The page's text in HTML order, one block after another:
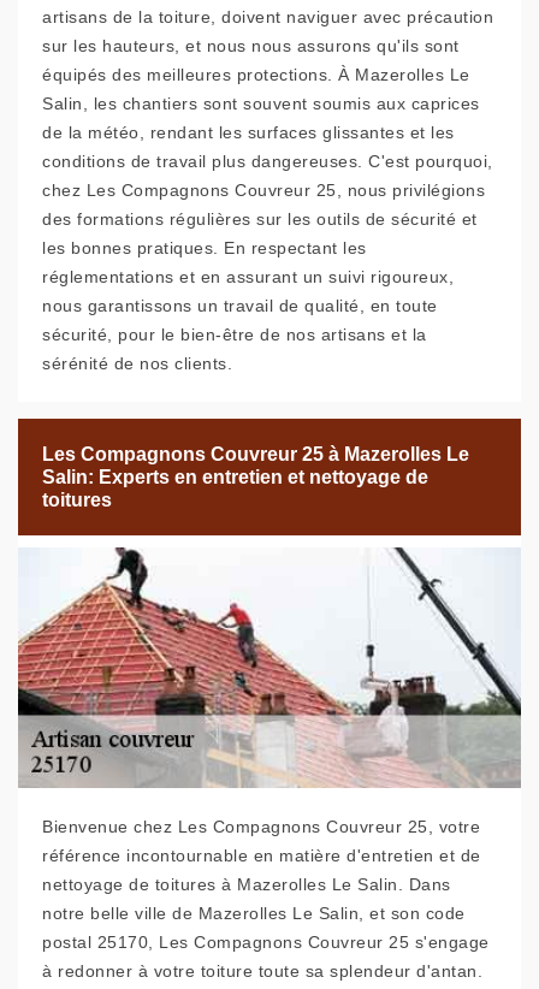
artisans de la toiture, doivent naviguer avec précaution
sur les hauteurs, et nous nous assurons qu'ils sont
équipés des meilleures protections. À Mazerolles Le
Salin, les chantiers sont souvent soumis aux caprices
de la météo, rendant les surfaces glissantes et les
conditions de travail plus dangereuses. C'est pourquoi,
chez Les Compagnons Couvreur 25, nous privilégions
des formations régulières sur les outils de sécurité et
les bonnes pratiques. En respectant les
réglementations et en assurant un suivi rigoureux,
nous garantissons un travail de qualité, en toute
sécurité, pour le bien-être de nos artisans et la
sérénité de nos clients.
Les Compagnons Couvreur 25 à Mazerolles Le
Salin: Experts en entretien et nettoyage de
toitures
Bienvenue chez Les Compagnons Couvreur 25, votre
référence incontournable en matière d'entretien et de
nettoyage de toitures à Mazerolles Le Salin. Dans
notre belle ville de Mazerolles Le Salin, et son code
postal 25170, Les Compagnons Couvreur 25 s'engage
à redonner à votre toiture toute sa splendeur d'antan.